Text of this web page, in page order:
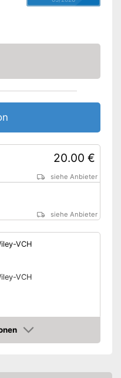
20.00 €
siehe Anbieter
siehe Anbieter
VCH
VCH
Anbieter